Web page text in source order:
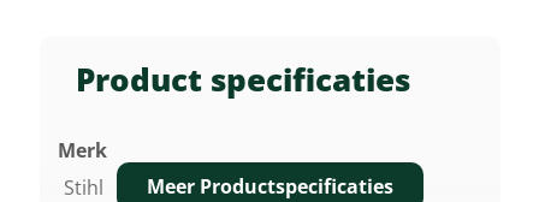
Product specificaties
Merk
Stihl
Meer Productspecificaties